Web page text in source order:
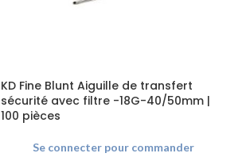
KD Fine Blunt Aiguille de transfert
sécurité avec filtre -18G-40/50mm |
100 pièces
Se connecter pour commander